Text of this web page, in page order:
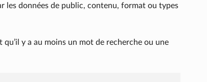
les données de public, contenu, format ou types
y a au moins un mot de recherche ou une